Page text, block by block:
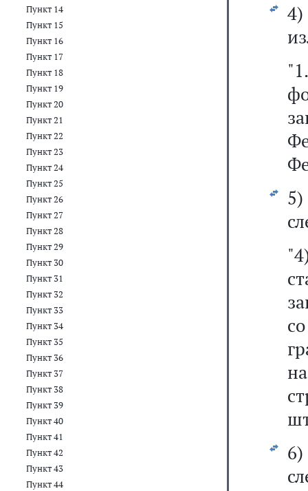
Пункт 14
Пункт 15
Пункт 16
Пункт 17
Пункт 18
Пункт 19
Пункт 20
Пункт 21
Пункт 22
Пункт 23
Пункт 24
Пункт 25
Пункт 26
Пункт 27
Пункт 28
Пункт 29
Пункт 30
Пункт 31
Пункт 32
Пункт 33
Пункт 34
Пункт 35
Пункт 36
Пункт 37
Пункт 38
Пункт 39
Пункт 40
Пункт 41
Пункт 42
Пункт 43
Пункт 44